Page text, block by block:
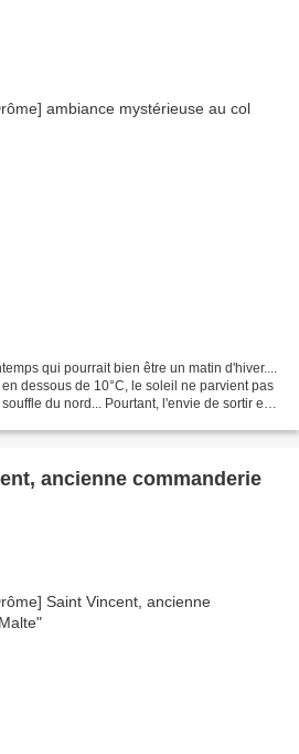
qui pourrait bien être un matin d'hiver....
dessous de 10°C, le soleil ne parvient pas
du nord... Pourtant, l'envie de sortir est
ancienne commanderie